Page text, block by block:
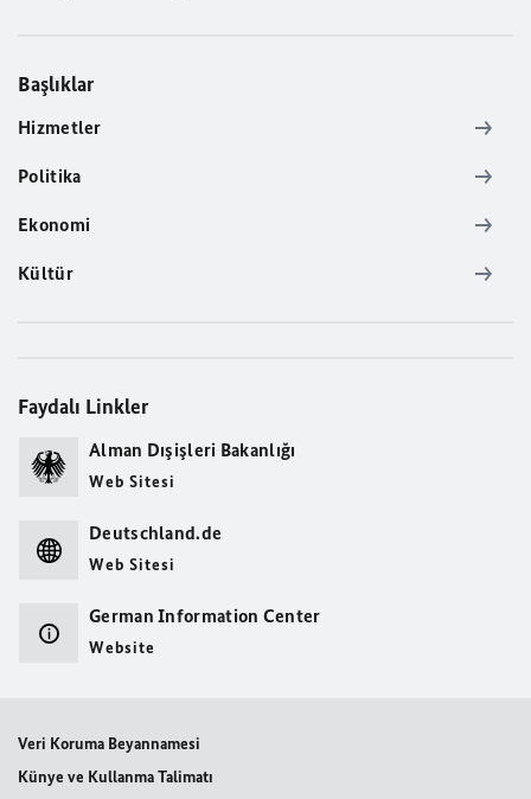
Başlıklar
Hizmetler
Politika
Ekonomi
Kültür
Faydalı Linkler
Alman Dışişleri Bakanlığı
Web Sitesi
Deutschland.de
Web Sitesi
German Information Center
Website
Veri Koruma Beyannamesi
Künye ve Kullanma Talimatı